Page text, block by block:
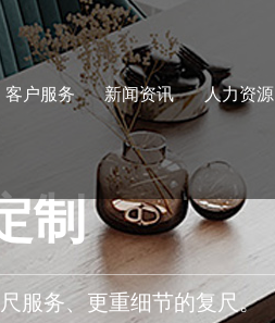
客户服务 新闻资讯 人力资源
制
服务、更重细节的复尺。